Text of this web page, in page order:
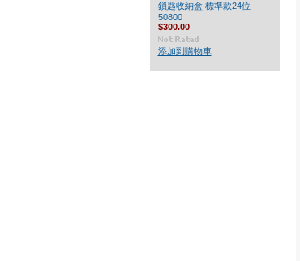
鎖匙收納盒 標準款24位
50800
$300.00
添加到購物車